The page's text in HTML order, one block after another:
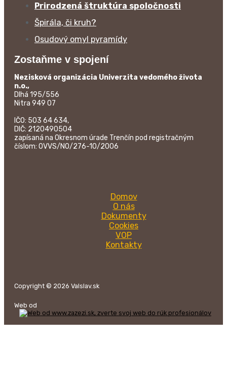
Prirodzená štruktúra spoločnosti
Špirála, či kruh?
Osudový omyl pyramídy
Zostaňme v spojení
Nezisková organizácia Univerzita vedomého života
n.o.,
Dlhá 195/556
Nitra 949 07
IČO: 503 64 634,
DIČ: 2120490504
zapísaná na Okresnom úrade Trenčín pod registračným
číslom: OVVS/NO/276-10/2006
Domov
O nás
Dokumenty
Cookies
VOP
Kontakty
Copyright © 2026 Valslav.sk
Web od